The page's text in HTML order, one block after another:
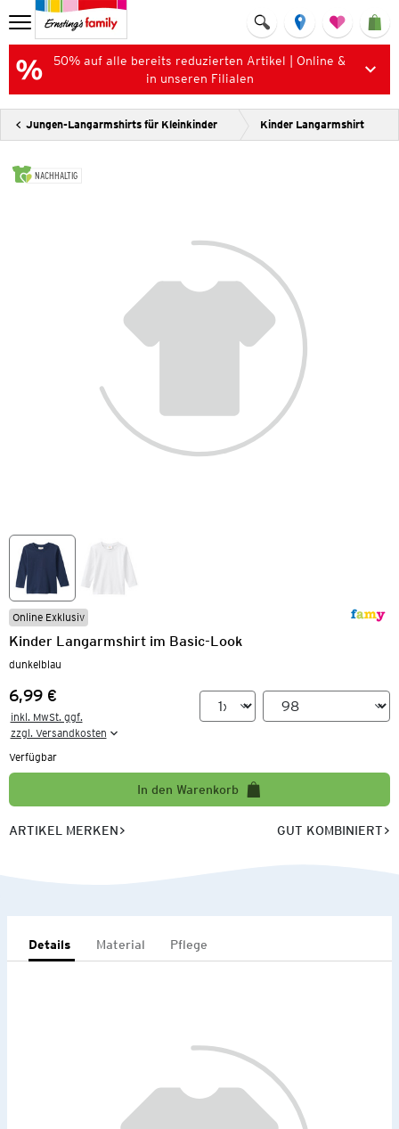
50% auf alle bereits reduzierten Artikel | Online &
in unseren Filialen
Jungen-Langarmshirts für Kleinkinder Kinder Langarmshirt
NACHHALTIG
Online Exklusiv
Kinder Langarmshirt im Basic-Look
dunkelblau
Preis:
6,99 €
inkl. MwSt. ggf.
zzgl. Versandkosten
Verfügbar
In den Warenkorb
ARTIKEL MERKEN GUT KOMBINIERT
Details Material Pflege